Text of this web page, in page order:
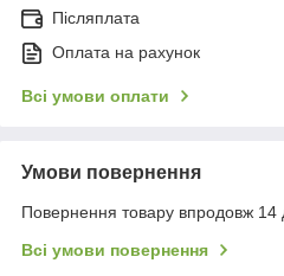
Післяплата
Оплата на рахунок
Всі умови оплати
Умови повернення
Повернення товару впродовж 14
Всі умови повернення